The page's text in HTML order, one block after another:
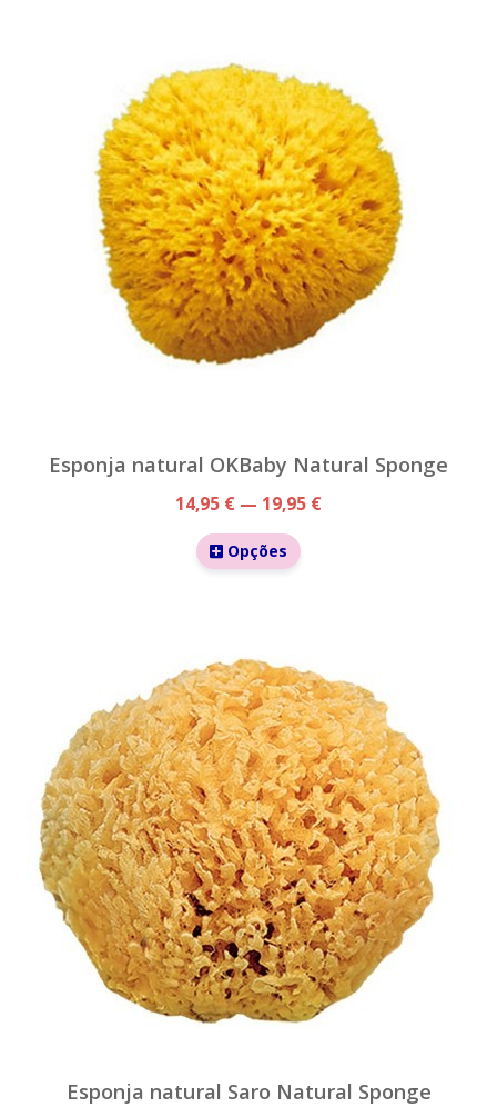
Esponja natural OKBaby Natural Sponge
14,95 € — 19,95 €
Opções
Esponja natural Saro Natural Sponge